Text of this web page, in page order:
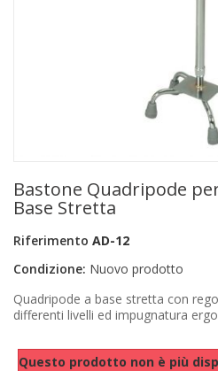
FAI DA TE
AUTO E MOTO
NOVITÀ
PROMOZIONI E COUPON
ARTICOLI IN OFFERTA
Bastone Quadripode
Base Stretta
Riferimento AD-12
Condizione: Nuovo prodotto
Quadripode a base stretta con
differenti livelli ed impugnatura
Questo prodotto non è più